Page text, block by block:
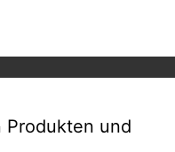
Produkten und